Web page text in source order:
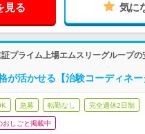
見る 気に
プライム上場エムスリーグループの
が活かせる【治験コーディネー
急募 転勤なし 完全週休2日制
おしごと掲載中